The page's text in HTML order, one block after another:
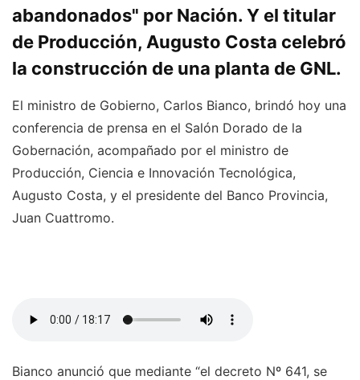
abandonados" por Nación. Y el titular
de Producción, Augusto Costa celebró
la construcción de una planta de GNL.
El ministro de Gobierno, Carlos Bianco, brindó hoy una
conferencia de prensa en el Salón Dorado de la
Gobernación, acompañado por el ministro de
Producción, Ciencia e Innovación Tecnológica,
Augusto Costa, y el presidente del Banco Provincia,
Juan Cuattromo.
Bianco anunció que mediante “el decreto Nº 641, se